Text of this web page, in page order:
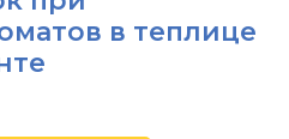
в теплице